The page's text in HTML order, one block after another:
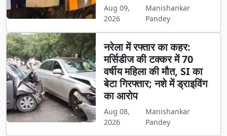
Aug 09,
2026
Manishankar
Pandey
नरेला में रफ्तार का कहर:
मर्सिडीज की टक्कर में 70
वर्षीय महिला की मौत, SI का
बेटा गिरफ्तार; नशे में ड्राइविंग
का आरोप
Aug 08,
2026
Manishankar
Pandey